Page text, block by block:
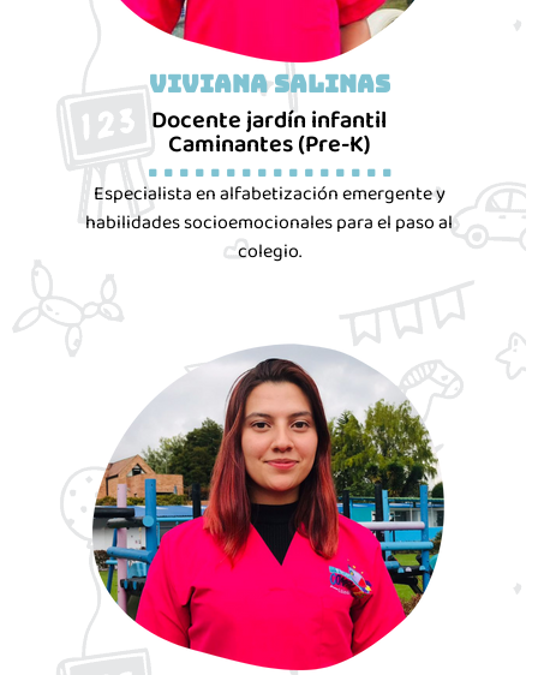
Viviana Salinas
Docente jardín infantil
Caminantes (Pre-K)
. . . . . . . . . . . . . . . .
Especialista en alfabetización emergente y
habilidades socioemocionales para el paso al
colegio.